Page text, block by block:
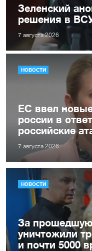
Зеленский
решения в
7 августа 2026
НОВОСТИ
ЕС ввел
россии в
российские
7 августа 2026
НОВОСТИ
За
уничтожили
и почти 5000